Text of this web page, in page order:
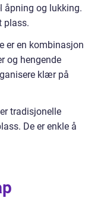
åpning og lukking.
plass.
er en kombinasjon
og hengende
klær på
tradisjonelle
De er enkle å